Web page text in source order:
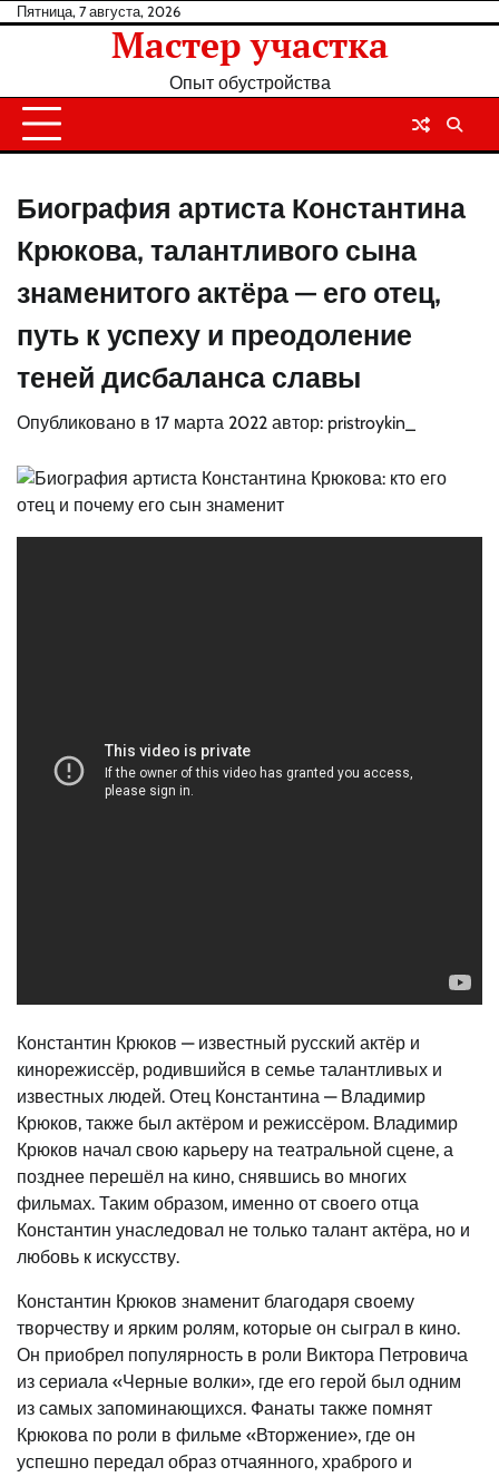
Перейти
Пятница, 7 августа, 2026
Мастер участка
Опыт обустройства
Биография артиста Константина
Крюкова, талантливого сына
знаменитого актёра — его отец,
путь к успеху и преодоление
теней дисбаланса славы
Опубликовано в 17 марта 2022 автор: pristroykin_
Константин Крюков — известный русский актёр и
кинорежиссёр, родившийся в семье талантливых и
известных людей. Отец Константина — Владимир
Крюков, также был актёром и режиссёром. Владимир
Крюков начал свою карьеру на театральной сцене, а
позднее перешёл на кино, снявшись во многих
фильмах. Таким образом, именно от своего отца
Константин унаследовал не только талант актёра, но и
любовь к искусству.
Константин Крюков знаменит благодаря своему
творчеству и ярким ролям, которые он сыграл в кино.
Он приобрел популярность в роли Виктора Петровича
из сериала «Черные волки», где его герой был одним
из самых запоминающихся. Фанаты также помнят
Крюкова по роли в фильме «Вторжение», где он
успешно передал образ отчаянного, храброго и